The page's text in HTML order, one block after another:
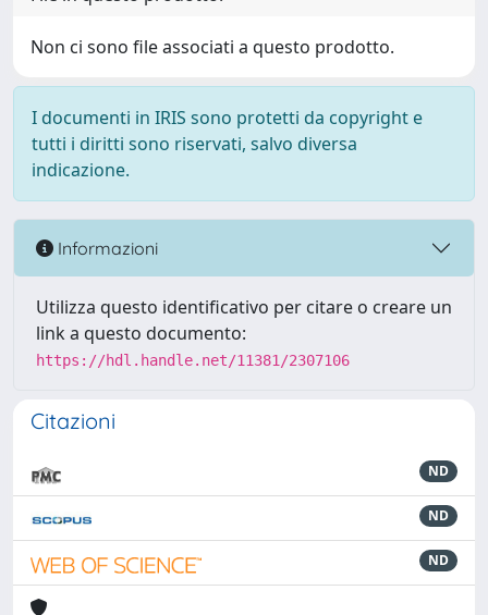
Non ci sono file associati a questo prodotto.
I documenti in IRIS sono protetti da copyright e
tutti i diritti sono riservati, salvo diversa
indicazione.
Informazioni
Utilizza questo identificativo per citare o creare un
link a questo documento:
https://hdl.handle.net/11381/2307106
Citazioni
ND
ND
ND